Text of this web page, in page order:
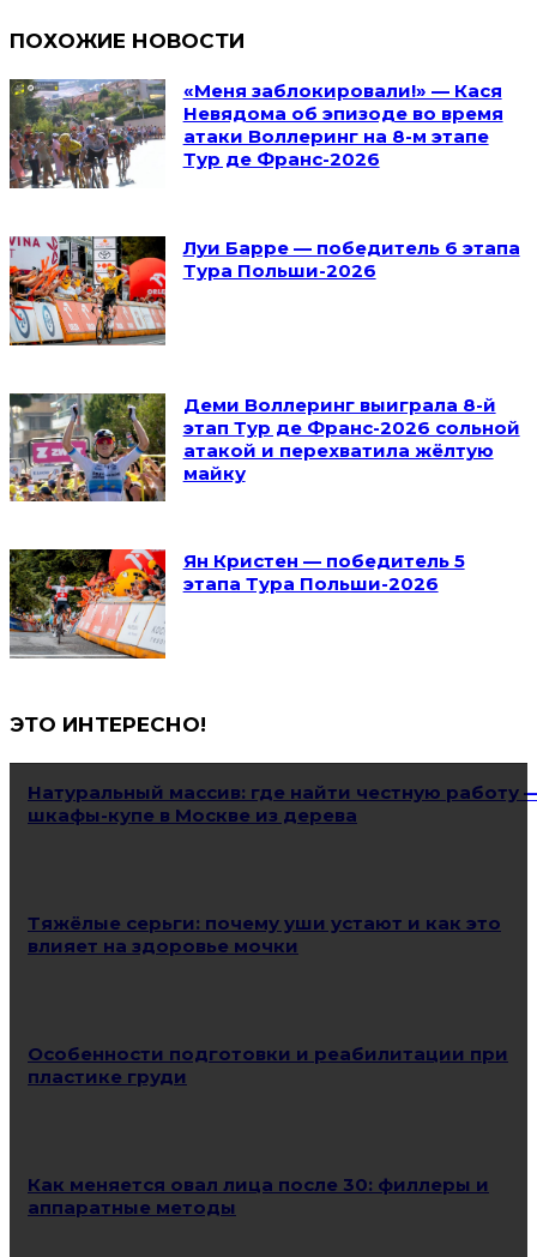
ПОХОЖИЕ НОВОСТИ
«Меня заблокировали!» — Кася
Невядома об эпизоде во время
атаки Воллеринг на 8-м этапе
Тур де Франс-2026
Луи Барре — победитель 6 этапа
Тура Польши-2026
Деми Воллеринг выиграла 8-й
этап Тур де Франс-2026 сольной
атакой и перехватила жёлтую
майку
Ян Кристен — победитель 5
этапа Тура Польши-2026
ЭТО ИНТЕРЕСНО!
Натуральный массив: где найти честную работу
шкафы-купе в Москве из дерева
Тяжёлые серьги: почему уши устают и как это
влияет на здоровье мочки
Особенности подготовки и реабилитации при
пластике груди
Как меняется овал лица после 30: филлеры и
аппаратные методы